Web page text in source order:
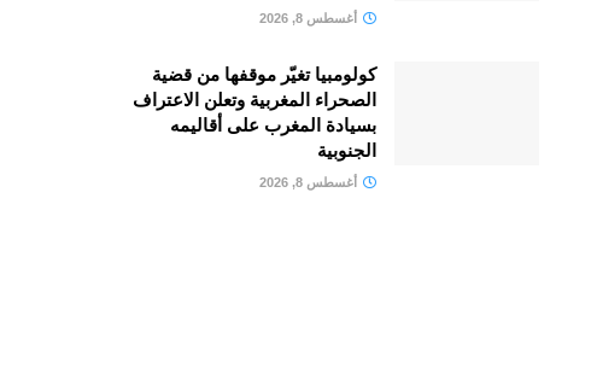
أغسطس 8, 2026
كولومبيا تغيّر موقفها من قضية
الصحراء المغربية وتعلن الاعتراف
بسيادة المغرب على أقاليمه
الجنوبية
أغسطس 8, 2026